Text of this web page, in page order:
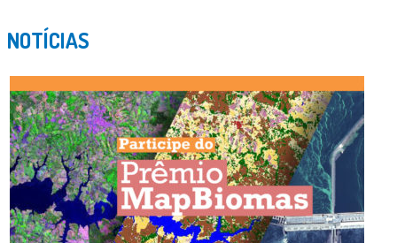
NOTÍCIAS